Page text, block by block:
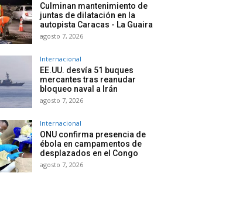
Culminan mantenimiento de
juntas de dilatación en la
autopista Caracas - La Guaira
agosto 7, 2026
Internacional
EE.UU. desvía 51 buques
mercantes tras reanudar
bloqueo naval a Irán
agosto 7, 2026
Internacional
ONU confirma presencia de
ébola en campamentos de
desplazados en el Congo
agosto 7, 2026